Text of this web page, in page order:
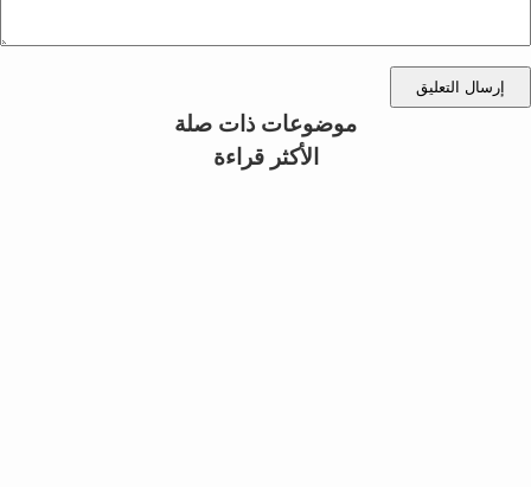
إرسال التعليق
موضوعات ذات صلة
الأكثر قراءة